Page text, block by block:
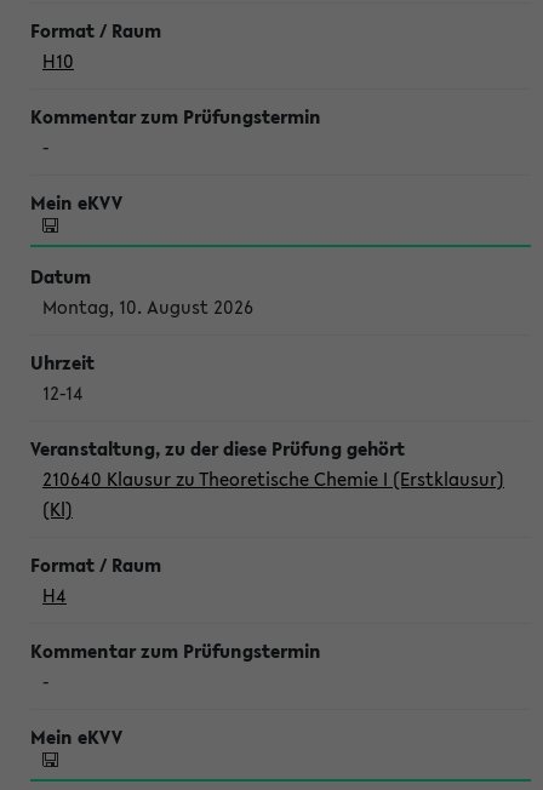
H10
-
Montag, 10. August 2026
12-14
210640 Klausur zu Theoretische Chemie I (Erstklausur)
(Kl)
H4
-